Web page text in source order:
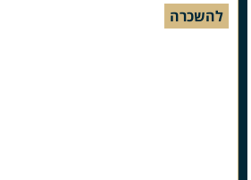
להשכרה